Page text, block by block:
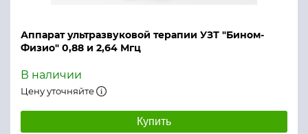
Аппарат ультразвуковой терапии УЗТ "Бином-
Физио" 0,88 и 2,64 Мгц
В наличии
Цену уточняйте
Купить